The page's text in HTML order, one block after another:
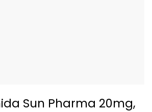
Sun Pharma 20mg,